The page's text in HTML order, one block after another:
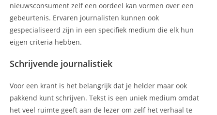
nieuwsconsument zelf een oordeel kan vormen over een
gebeurtenis. Ervaren journalisten kunnen ook
gespecialiseerd zijn in een specifiek medium die elk hun
eigen criteria hebben.
Schrijvende journalistiek
Voor een krant is het belangrijk dat je helder maar ook
pakkend kunt schrijven. Tekst is een uniek medium omdat
het veel ruimte geeft aan de lezer om zelf het verhaal te